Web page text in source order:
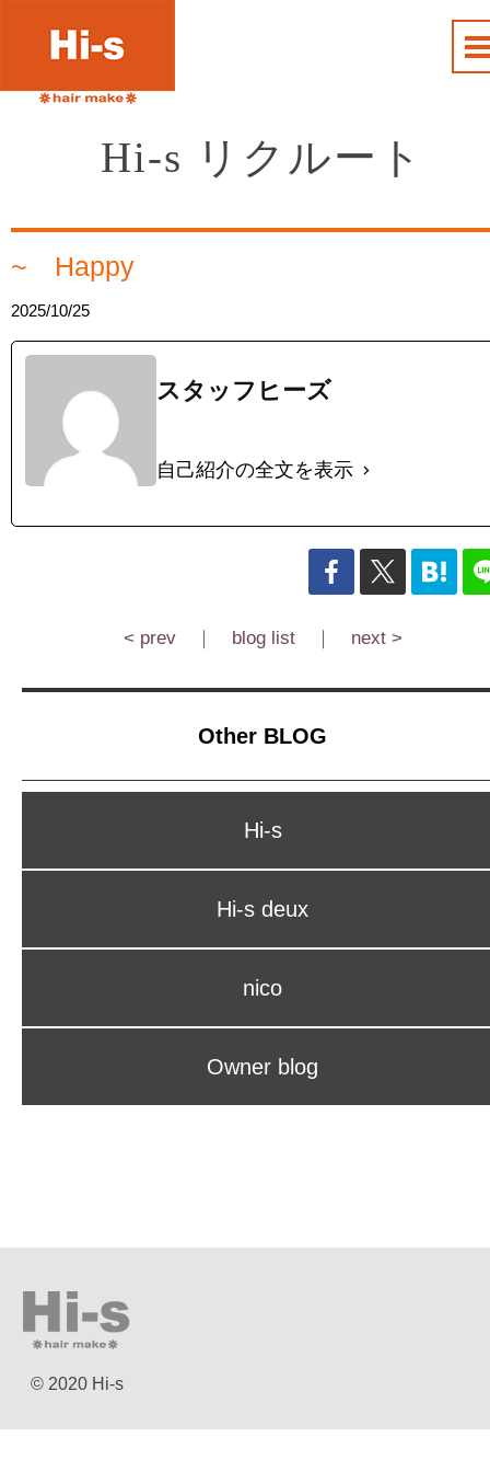
Hi-s リクルート
~ Happy
2025/10/25
スタッフヒーズ
自己紹介の全文を表示
< prev｜ blog list｜ next >
Other BLOG
Hi-s
Hi-s deux
nico
Owner blog
© 2020 Hi-s